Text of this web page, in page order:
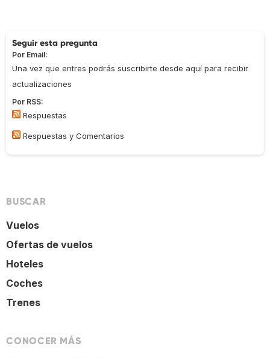
Seguir esta pregunta
Por Email:
Una vez que entres podrás suscribirte desde aquí para recibir
actualizaciones
Por RSS:
Respuestas
Respuestas y Comentarios
BUSCAR
Vuelos
Ofertas de vuelos
Hoteles
Coches
Trenes
CONOCER MÁS